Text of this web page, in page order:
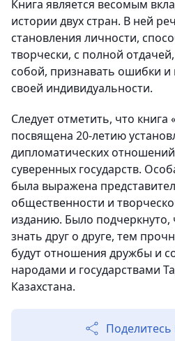
Книга является весомым
истории двух стран. В ней
становления личности,
творчески, с полной
собой, признавать ошибки и
своей индивидуальности.
Следует отметить, что книга
посвящена 20-летию
дипломатических
суверенных государств.
была выражена
общественности и
изданию. Было
знать друг о друге, тем
будут отношения дружбы и
народами и государствами
Казахстана.